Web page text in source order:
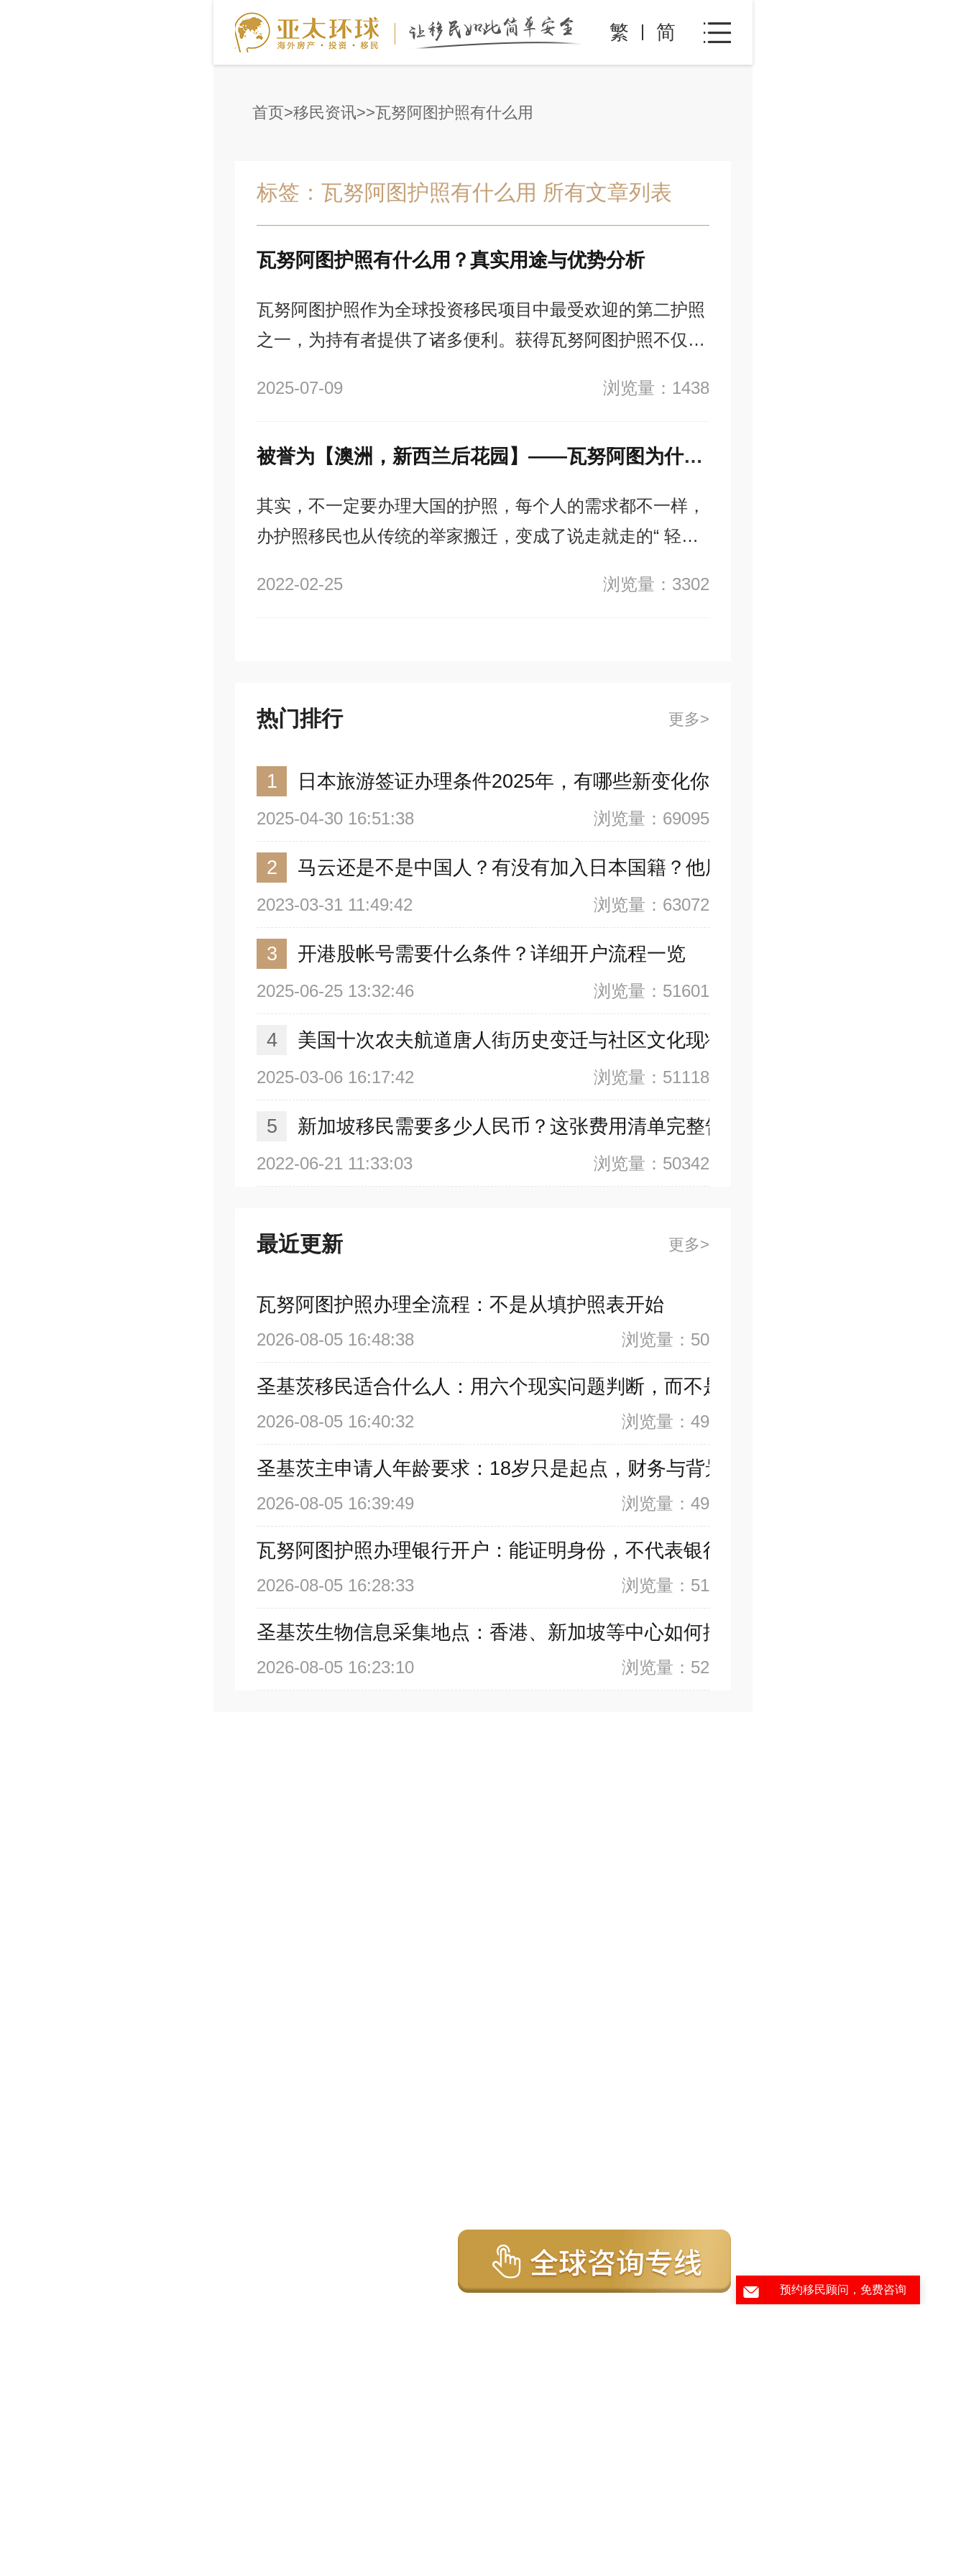
繁 简
首页 移民资讯 瓦努阿图护照有什么用
标签：瓦努阿图护照有什么用 所有文章列表
瓦努阿图护照有什么用？真实用途与优势分析
瓦努阿图护照作为全球投资移民项目中最受欢迎的第二护照
之一，为持有者提供了诸多便利。获得瓦努阿图护照不仅可
优势。瓦努阿图的护照为高净值人士提供了一种灵活且有效
和商业机会。
2025-07-09 浏览量：1438
被誉为【澳洲，新西兰后花园】——瓦努阿图为什么被商界人士追捧？
其实，不一定要办理大国的护照，每个人的需求都不一样，
办护照移民也从传统的举家搬迁，变成了说走就走的“ 轻移
如今天要说的瓦努阿图项目。
2022-02-25 浏览量：3302
热门排行 更多
1 日本旅游签证办理条件2025年，有哪些新变化你要注意？
2025-04-30 16:51:38 浏览量：69095
2 马云还是不是中国人？有没有加入日本国籍？他用了哪些身份畅行世界？
2023-03-31 11:49:42 浏览量：63072
3 开港股帐号需要什么条件？详细开户流程一览
2025-06-25 13:32:46 浏览量：51601
4 美国十次农夫航道唐人街历史变迁与社区文化现状
2025-03-06 16:17:42 浏览量：51118
5 新加坡移民需要多少人民币？这张费用清单完整告诉你
2022-06-21 11:33:03 浏览量：50342
最近更新 更多
瓦努阿图护照办理全流程：不是从填护照表开始
2026-08-05 16:48:38 浏览量：50
圣基茨移民适合什么人：用六个现实问题判断，而不是看宣传口号
2026-08-05 16:40:32 浏览量：49
圣基茨主申请人年龄要求：18岁只是起点，财务与背景条件同样重要
2026-08-05 16:39:49 浏览量：49
瓦努阿图护照办理银行开户：能证明身份，不代表银行必须受理
2026-08-05 16:28:33 浏览量：51
圣基茨生物信息采集地点：香港、新加坡等中心如何按官网预约
2026-08-05 16:23:10 浏览量：52